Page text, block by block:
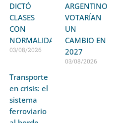
DICTÓ
CLASES
CON
NORMALIDAD
03/08/2026
ARGENTINOS
VOTARÍAN
UN
CAMBIO EN
2027
03/08/2026
Transporte
en crisis: el
sistema
ferroviario